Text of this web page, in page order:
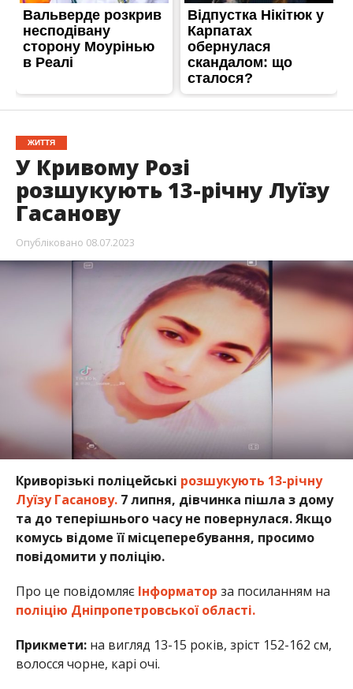
ЖИТТЯ
У Кривому Розі
розшукують 13-річну Луїзу
Гасанову
Опубліковано 08.07.2023
Криворізькі поліцейські розшукують 13-річну
Луїзу Гасанову.7 липня, дівчинка пішла з дому
та до теперішнього часу не повернулася. Якщо
комусь відоме її місцеперебування, просимо
повідомити у поліцію.
Про це повідомляє Інформатор за посиланням на
поліцію Дніпропетровської області.
Прикмети:на вигляд 13-15 років, зріст 152-162 см,
волосся чорне, карі очі.